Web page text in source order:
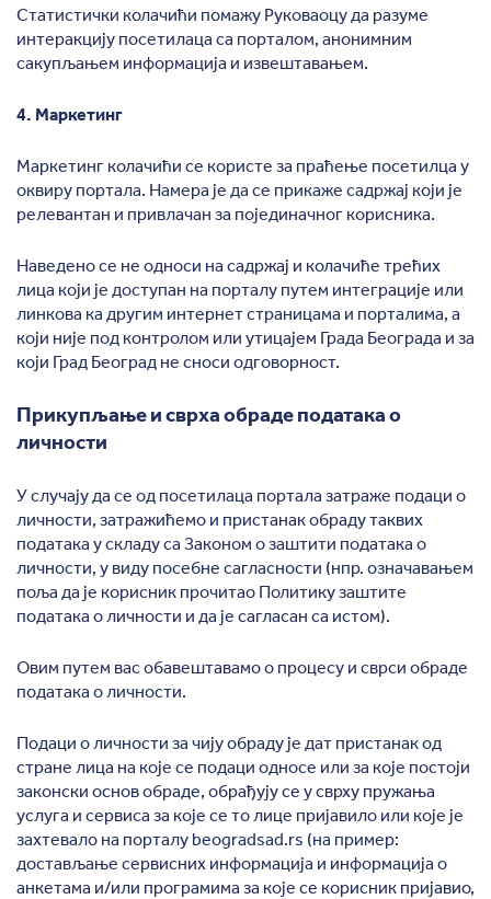
Статистички колачићи помажу Руковаоцу да разуме
интеракцију посетилаца са порталом, анонимним
сакупљањем информација и извештавањем.
4. Маркетинг
Маркетинг колачићи се користе за праћење посетилца у
оквиру портала. Намера је да се прикаже садржај који је
релевантан и привлачан за појединачног корисника.
Наведено се не односи на садржај и колачиће трећих
лица који је доступан на порталу путем интеграције или
линкова ка другим интернет страницама и порталима, а
који није под контролом или утицајем Града Београда и за
који Град Београд не сноси одговорност.
Прикупљање и сврха обраде података о
личности
У случају да се од посетилаца портала затраже подаци о
личности, затражићемо и пристанак обраду таквих
података у складу са Законом о заштити података о
личности, у виду посебне сагласности (нпр. означавањем
поља да је корисник прочитао Политику заштите
података о личности и да је сагласан са истом).
Овим путем вас обавештавамо о процесу и сврси обраде
података о личности.
Подаци о личности за чију обраду је дат пристанак од
стране лица на које се подаци односе или за које постоји
законски основ обраде, обрађују се у сврху пружањa
услуга и сервиса за које се то лице пријавило или које је
захтевало на порталу beogradsad.rs (на пример:
достављање сервисних информација и информација о
анкетама и/или програмима за које се корисник пријавио,